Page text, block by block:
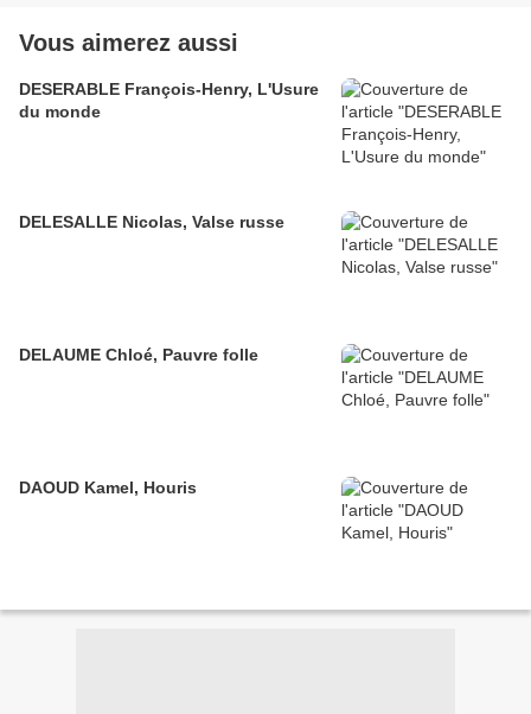
Vous aimerez aussi
DESERABLE François-Henry, L'Usure
du monde
DELESALLE Nicolas, Valse russe
DELAUME Chloé, Pauvre folle
DAOUD Kamel, Houris